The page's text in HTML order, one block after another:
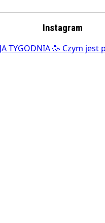
Instagram
TYGODNIA 🥳 Czym